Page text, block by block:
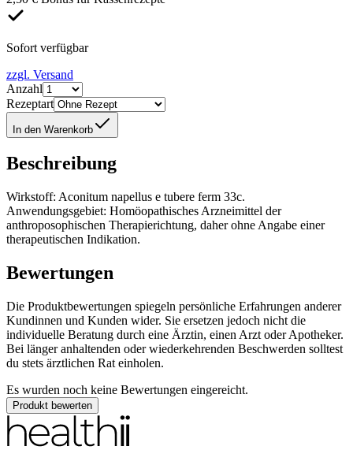
Sofort verfügbar
zzgl. Versand
Anzahl
Rezeptart
In den Warenkorb
Beschreibung
Wirkstoff: Aconitum napellus e tubere ferm 33c.
Anwendungsgebiet: Homöopathisches Arzneimittel der
anthroposophischen Therapierichtung, daher ohne Angabe einer
therapeutischen Indikation.
Bewertungen
Die Produktbewertungen spiegeln persönliche Erfahrungen anderer
Kundinnen und Kunden wider. Sie ersetzen jedoch nicht die
individuelle Beratung durch eine Ärztin, einen Arzt oder Apotheker.
Bei länger anhaltenden oder wiederkehrenden Beschwerden solltest
du stets ärztlichen Rat einholen.
Es wurden noch keine Bewertungen eingereicht.
Produkt bewerten